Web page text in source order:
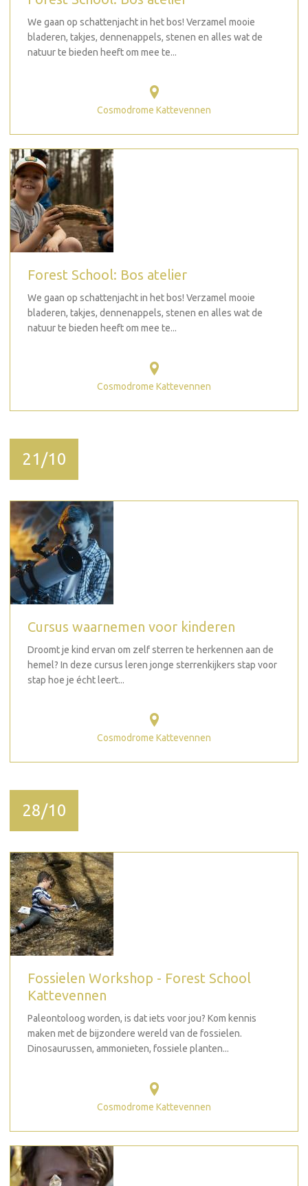
We gaan op schattenjacht in het bos! Verzamel mooie
bladeren, takjes, dennenappels, stenen en alles wat de
natuur te bieden heeft om mee te...
Cosmodrome Kattevennen
Forest School: Bos atelier
We gaan op schattenjacht in het bos! Verzamel mooie
bladeren, takjes, dennenappels, stenen en alles wat de
natuur te bieden heeft om mee te...
Cosmodrome Kattevennen
21/10
Cursus waarnemen voor kinderen
Droomt je kind ervan om zelf sterren te herkennen aan de
hemel? In deze cursus leren jonge sterrenkijkers stap voor
stap hoe je écht leert...
Cosmodrome Kattevennen
28/10
Fossielen Workshop - Forest School
Kattevennen
Paleontoloog worden, is dat iets voor jou? Kom kennis
maken met de bijzondere wereld van de fossielen.
Dinosaurussen, ammonieten, fossiele planten...
Cosmodrome Kattevennen